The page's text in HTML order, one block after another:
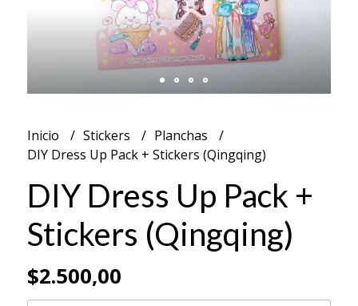
Inicio Stickers
Planchas
DIY Dress Up Pack + Stickers (Qingqing)
DIY Dress Up Pack +
Stickers (Qingqing)
$2.500,00